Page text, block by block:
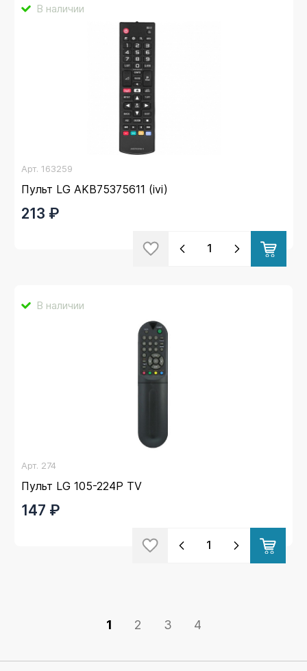
В наличии
Арт. 163259
Пульт LG AKB75375611 (ivi)
213 ₽
В наличии
Арт. 274
Пульт LG 105-224P TV
147 ₽
1 2 3 4